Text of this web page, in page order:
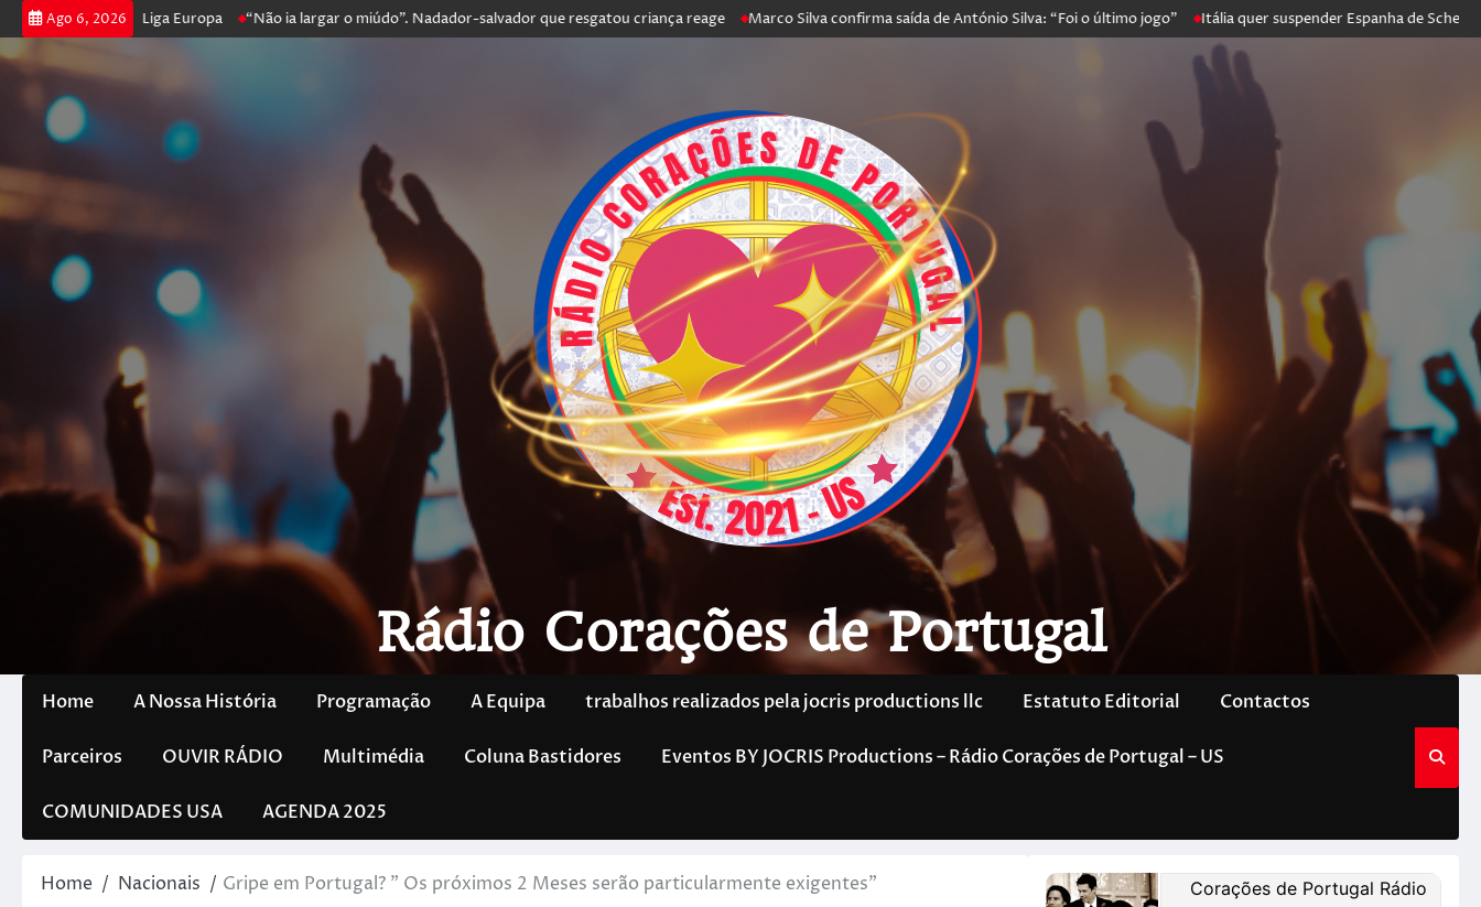
Ago 6, 2026
na Liga Europa “Não ia largar o miúdo”. Nadador-salvador que resgatou criança reage Marco Silva confirma saída de António Silva: “Foi o último jogo” Itália quer suspender Espanha de Schengen.
Rádio Corações de Portugal
Home A Nossa História Programação A Equipa trabalhos realizados pela jocris productions llc Estatuto Editorial Contactos
Parceiros OUVIR RÁDIO Multimédia Coluna Bastidores Eventos BY JOCRIS Productions – Rádio Corações de Portugal – US
COMUNIDADES USA AGENDA 2025
Home Nacionais Gripe em Portugal? ” Os próximos 2 Meses serão particularmente exigentes”